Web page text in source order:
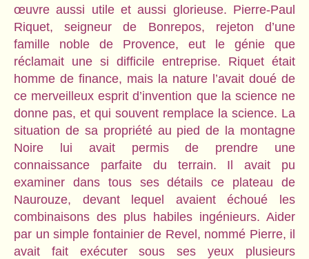
œuvre aussi utile et aussi glorieuse. Pierre-Paul
Riquet, seigneur de Bonrepos, rejeton d’une
famille noble de Provence, eut le génie que
réclamait une si difficile entreprise. Riquet était
homme de finance, mais la nature l’avait doué de
ce merveilleux esprit d’invention que la science ne
donne pas, et qui souvent remplace la science. La
situation de sa propriété au pied de la montagne
Noire lui avait permis de prendre une
connaissance parfaite du terrain. Il avait pu
examiner dans tous ses détails ce plateau de
Naurouze, devant lequel avaient échoué les
combinaisons des plus habiles ingénieurs. Aider
par un simple fontainier de Revel, nommé Pierre, il
avait fait exécuter sous ses yeux plusieurs